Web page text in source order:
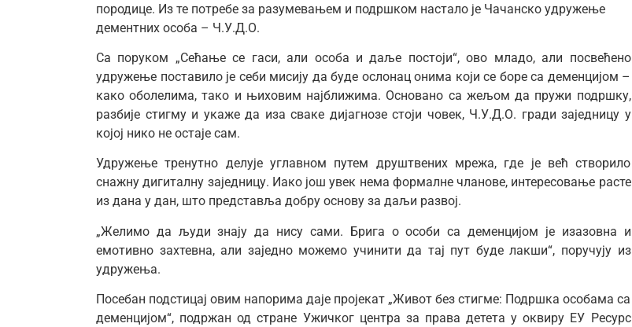
породице. Из те потребе за разумевањем и подршком настало је Чачанско удружење
дементних особа – Ч.У.Д.О.
Са поруком „Сећање се гаси, али особа и даље постоји“, ово младо, али посвећено
удружење поставило је себи мисију да буде ослонац онима који се боре са деменцијом –
како оболелима, тако и њиховим најближима. Основано са жељом да пружи подршку,
разбије стигму и укаже да иза сваке дијагнозе стоји човек, Ч.У.Д.О. гради заједницу у
којој нико не остаје сам.
Удружење тренутно делује углавном путем друштвених мрежа, где је већ створило
снажну дигиталну заједницу. Иако још увек нема формалне чланове, интересовање расте
из дана у дан, што представља добру основу за даљи развој.
„Желимо да људи знају да нису сами. Брига о особи са деменцијом је изазовна и
емотивно захтевна, али заједно можемо учинити да тај пут буде лакши“, поручују из
удружења.
Посебан подстицај овим напорима даје пројекат „Живот без стигме: Подршка особама са
деменцијом“, подржан од стране Ужичког центра за права детета у оквиру ЕУ Ресурс